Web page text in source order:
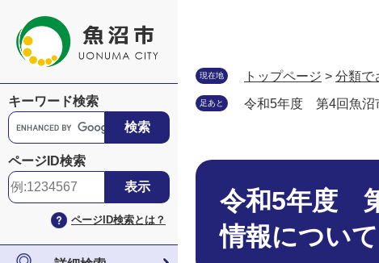
キーワード検索
G
o
o
g
ス
ページID検索
ページID検索とは？
現在地 トップページ > 分類で
足あと 令和5年度 第4回魚沼
本
令和5年度
情報について